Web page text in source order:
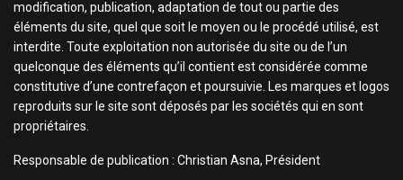
modification, publication, adaptation de tout ou partie des
éléments du site, quel que soit le moyen ou le procédé utilisé, est
interdite. Toute exploitation non autorisée du site ou de l’un
quelconque des éléments qu’il contient est considérée comme
constitutive d’une contrefaçon et poursuivie. Les marques et logos
reproduits sur le site sont déposés par les sociétés qui en sont
propriétaires.
Responsable de publication : Christian Asna, Président